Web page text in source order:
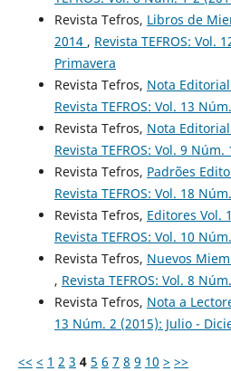
Revista Tefros, Libros de
2014 , Revista TEFROS: Vol.
Primavera
Revista Tefros, Nota
Revista TEFROS: Vol. 13
Revista Tefros, Nota
Revista TEFROS: Vol. 9
Revista Tefros, Padrões
Revista TEFROS: Vol. 18
Revista Tefros, Editores Vol.
Revista TEFROS: Vol. 10
Revista Tefros, Nuevos
, Revista TEFROS: Vol. 8
Revista Tefros, Nota a
13 Núm. 2 (2015): Julio -
<< < 1 2 3 4 5 6 7 8 9 10 > >>